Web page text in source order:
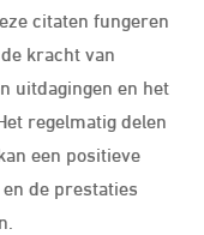
citaten fungeren
kracht van
uitdagingen en het
regelmatig delen
een positieve
de prestaties